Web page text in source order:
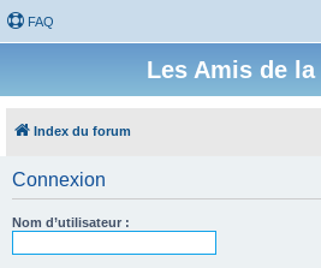
FAQ
Les Amis de
Index du forum
Connexion
Nom d’utilisateur :